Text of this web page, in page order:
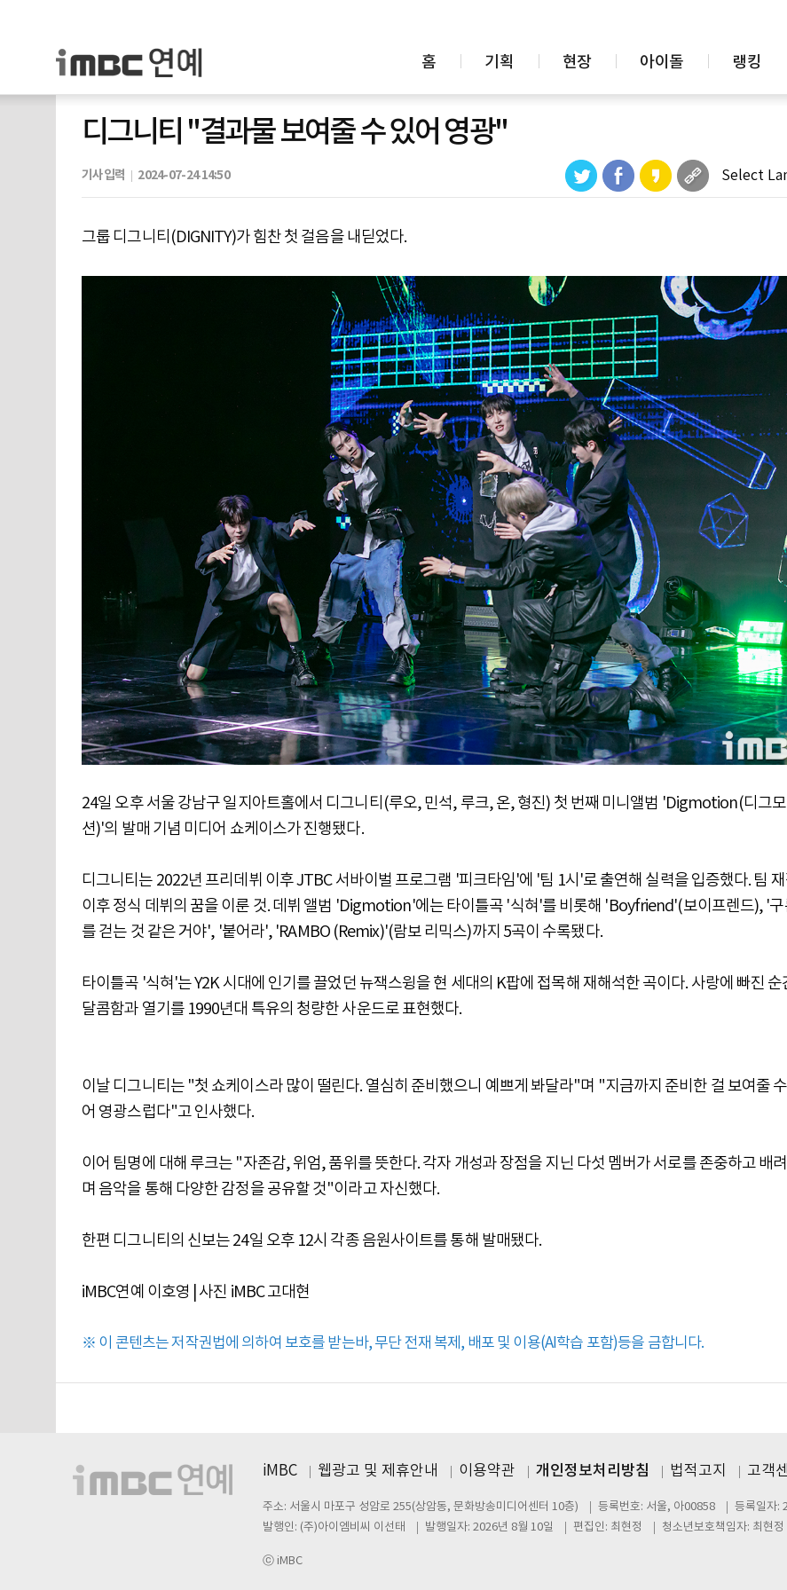
홈 기획 현장 아이돌 랭킹
디그니티 "결과물 보여줄 수 있어 영광"
기사입력 2024-07-24 14:50 Select
그룹 디그니티(DIGNITY)가 힘찬 첫 걸음을 내딛었다.
24일 오후 서울 강남구 일지아트홀에서 디그니티(루오, 민석, 루크, 온, 형진) 첫 번째 미니앨범 'Digmotion(디그모
션)'의 발매 기념 미디어 쇼케이스가 진행됐다.
디그니티는 2022년 프리데뷔 이후 JTBC 서바이벌 프로그램 '피크타임'에 '팀 1시'로 출연해 실력을 입증했다. 팀 재
이후 정식 데뷔의 꿈을 이룬 것. 데뷔 앨범 'Digmotion'에는 타이틀곡 '식혀'를 비롯해 'Boyfriend'(보이프렌드), '구
를 걷는 것 같은 거야', '붙어라', 'RAMBO (Remix)'(람보 리믹스)까지 5곡이 수록됐다.
타이틀곡 '식혀'는 Y2K 시대에 인기를 끌었던 뉴잭스윙을 현 세대의 K팝에 접목해 재해석한 곡이다. 사랑에 빠진 순
달콤함과 열기를 1990년대 특유의 청량한 사운드로 표현했다.
이날 디그니티는 "첫 쇼케이스라 많이 떨린다. 열심히 준비했으니 예쁘게 봐달라"며 "지금까지 준비한 걸 보여줄
어 영광스럽다"고 인사했다.
이어 팀명에 대해 루크는 "자존감, 위엄, 품위를 뜻한다. 각자 개성과 장점을 지닌 다섯 멤버가 서로를 존중하고 배
며 음악을 통해 다양한 감정을 공유할 것"이라고 자신했다.
한편 디그니티의 신보는 24일 오후 12시 각종 음원사이트를 통해 발매됐다.
iMBC연예 이호영 | 사진 iMBC 고대현
※ 이 콘텐츠는 저작권법에 의하여 보호를 받는바, 무단 전재 복제, 배포 및 이용(AI학습 포함)등을 금합니다.
iMBC 웹광고 및 제휴안내 이용약관 개인정보처리방침 법적고지 고객
주소: 서울시 마포구 성암로 255(상암동, 문화방송미디어센터 10층) 등록번호: 서울, 아00858
등록일자:
발행인: (주)아이엠비씨 이선태
발행일자: 2026년 8월 10일 편집인: 최현정 청소년보호책임자: 최현정
ⓒ iMBC